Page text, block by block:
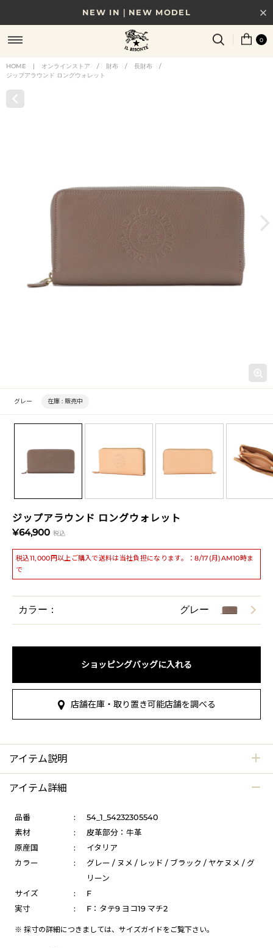
NEW IN｜NEW MODEL
8/17(月)10時まで｜税込11,000円以上で送料無料
贈る相手やシーンから選べる、新しいギフトガイド
0
HOME | オンラインストア / 財布 / 長財布
/
ジップアラウンド ロングウォレット
ジップアラウンド ロングウォレット
¥64,900 税込
税込11,000円以上ご購入で送料は当社負担になります。：8/17(月)AM10時ま
で
グレー 在庫 : 販売中
カラー： グレー
ショッピングバッグに入れる
店舗在庫・取り置き可能店舗を調べる
アイテム説明
アイテム詳細
品番 :
54_1_54232305540
素材
:
皮革部分：牛革
原産国
:
イタリア
カラー
:
グレー / ヌメ / レッド / ブラック / ヤケヌメ / グ
リーン
サイズ
:
F
実寸
: F：タテ9 ヨコ19 マチ2
※ 採寸の詳細につきましては、 サイズガイドをご覧下さい。